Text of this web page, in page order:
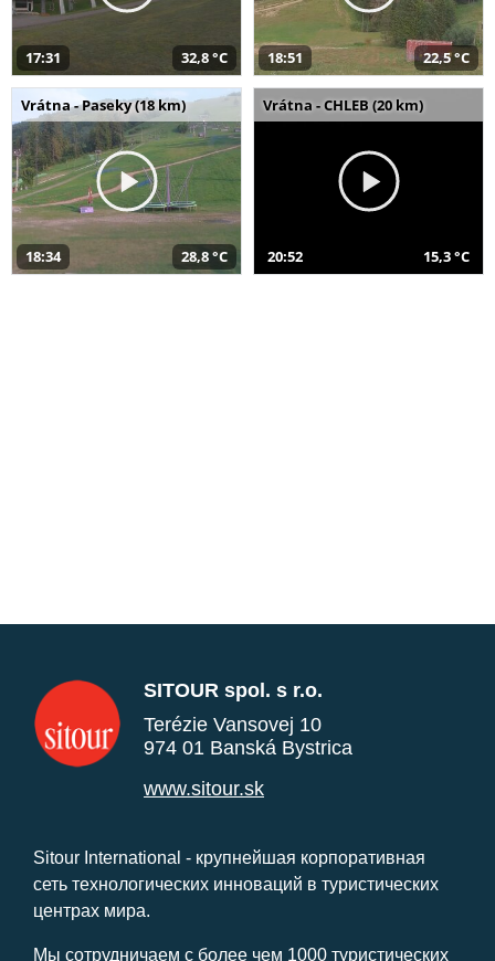
17:31 32,8 °C 18:51 22,5 °C
Vrátna - Paseky (18 km)
18:34 28,8 °C
Vrátna - CHLEB (20 km)
20:52 15,3 °C
SITOUR spol. s r.o.
Terézie Vansovej 10
974 01 Banská Bystrica
www.sitour.sk
Sitour International - крупнейшая корпоративная
сеть технологических инноваций в туристических
центрах мира.
Мы сотрудничаем с более чем 1000 туристических